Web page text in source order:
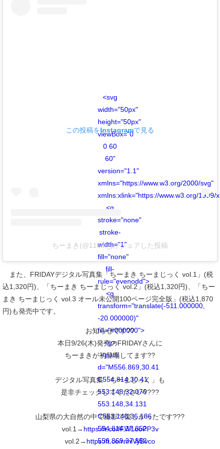
<svg
width="50px"
height="50px"
viewBox="0
0 60
60"
version="1.1"
xmlns="https://www.w3.org/2000/svg"
xmlns:xlink="https://www.w3.org/1999/
<g
stroke="none"
stroke-
width="1"
fill="none"
fill-
rule="evenodd">
<g
transform="translate(-511.000000,
-20.000000)"
fill="#000000">
<g>
<path
d="M556.869,30.41
C554.814,30.41
553.148,32.076
553.148,34.131
C553.148,36.186
554.814,37.852
556.869,37.852
この投稿をInstagramで見る
ちーまき(@116tn_)がシェアした投稿
また、FRIDAYデジタル写真集「ちーまき ちーまじっく vol.1」(税
込1,320円)、「ちーまき ちーまじっく vol.2」(税込1,320円)、「ちー
まき ちーまじっく vol.3 オール未公開100ページ完全版」(税込1,870
円)も発売中です。
お知らせです??
本日9/26(木)発売のFRIDAYさんに
ちーまきが初登場してます??
デジタル写真集「ちーまじっく」も
是非チェックしてください????
山梨県の大自然の中で撮影で楽しかったです???
vol.1→ https://t.co/fFW1ooPP3v
vol.2→ https://t.co/rnniVyBvco